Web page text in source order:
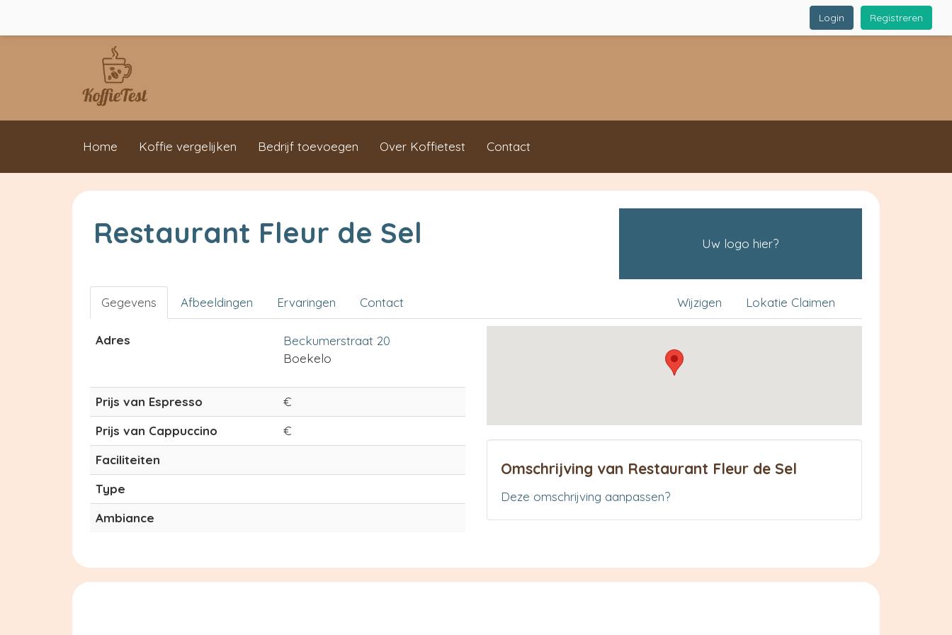
Registreren
Login
Home Koffie vergelijken Bedrijf toevoegen Over Koffietest Contact
Restaurant Fleur de Sel Uw logo hier?
Gegevens Afbeeldingen Ervaringen Contact Lokatie Claimen
Wijzigen
Adres
Beckumerstraat 20
Boekelo
Prijs van Espresso
€
Prijs van Cappuccino
€
Faciliteiten
Type
Ambiance
Omschrijving van Restaurant Fleur de Sel
Deze omschrijving aanpassen?